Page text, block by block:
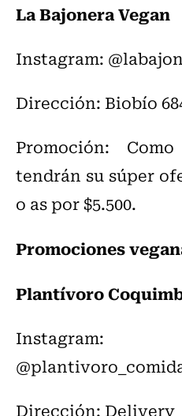
La Bajonera Vegan
Instagram:
Dirección: Biobío
Promoción:
tendrán su súper
o as por $5.500.
Promociones
Plantívoro
Instagram:
Dirección: Delivery